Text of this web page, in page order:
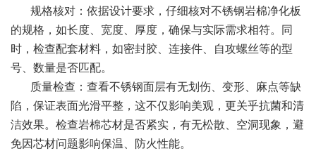
规格核对：依据设计要求，仔细核对不锈钢岩棉净化板
的规格，如长度、宽度、厚度，确保与实际需求相符。同
时，检查配套材料，如密封胶、连接件、自攻螺丝等的型
号、数量是否匹配。
质量检查：查看不锈钢面层有无划伤、变形、麻点等缺
陷，保证表面光滑平整，这不仅影响美观，更关乎抗菌和清
洁效果。检查岩棉芯材是否紧实，有无松散、空洞现象，避
免因芯材问题影响保温、防火性能。